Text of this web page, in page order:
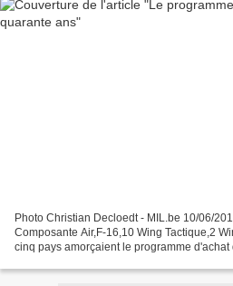
Photo Christian Decloedt - MIL.be 10/06/
Composante Air,F-16,10 Wing Tactique,2
cinq pays amorçaient le programme d'achat